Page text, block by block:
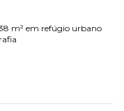
m² em refúgio urbano